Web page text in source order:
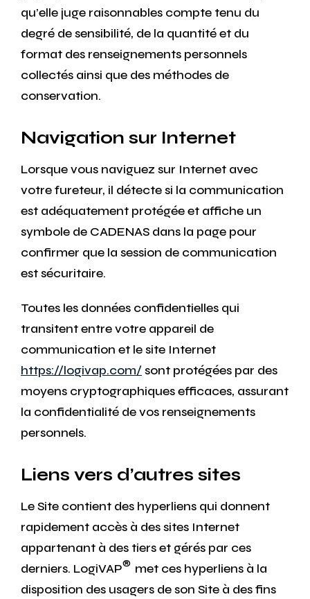
qu’elle juge raisonnables compte tenu du
degré de sensibilité, de la quantité et du
format des renseignements personnels
collectés ainsi que des méthodes de
conservation.
Navigation sur Internet
Lorsque vous naviguez sur Internet avec
votre fureteur, il détecte si la communication
est adéquatement protégée et affiche un
symbole de CADENAS dans la page pour
confirmer que la session de communication
est sécuritaire.
Toutes les données confidentielles qui
transitent entre votre appareil de
communication et le site Internet
https://logivap.com/sont protégées par des
moyens cryptographiques efficaces, assurant
la confidentialité de vos renseignements
personnels.
Liens vers d’autres sites
Le Site contient des hyperliens qui donnent
rapidement accès à des sites Internet
appartenant à des tiers et gérés par ces
derniers. LogiVAP® met ces hyperliens à la
disposition des usagers de son Site à des fins